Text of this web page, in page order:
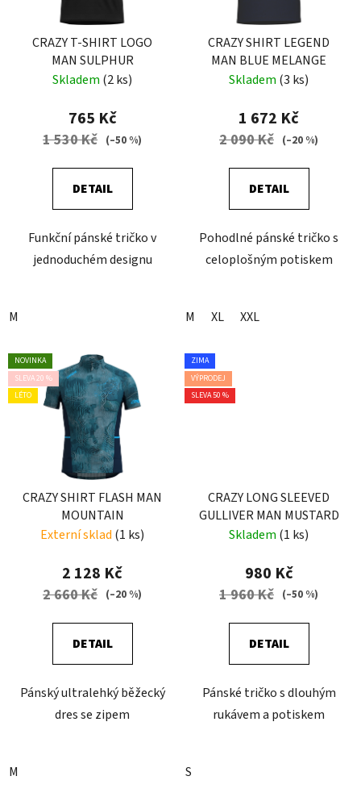
CRAZY T-SHIRT LOGO
MAN SULPHUR
Skladem (2 ks)
765 Kč
1 530 Kč (–50 %)
DETAIL
Funkční pánské tričko v
jednoduchém designu
M
CRAZY SHIRT LEGEND
MAN BLUE MELANGE
Skladem (3 ks)
1 672 Kč
2 090 Kč (–20 %)
DETAIL
Pohodlné pánské tričko s
celoplošným potiskem
M XL XXL
NOVINKA
SLEVA 20 %
LÉTO
CRAZY SHIRT FLASH MAN
MOUNTAIN
Externí sklad (1 ks)
2 128 Kč
2 660 Kč (–20 %)
DETAIL
Pánský ultralehký běžecký
dres se zipem
M
ZIMA
VÝPRODEJ
SLEVA 50 %
CRAZY LONG SLEEVED
GULLIVER MAN MUSTARD
Skladem (1 ks)
980 Kč
1 960 Kč (–50 %)
DETAIL
Pánské tričko s dlouhým
rukávem a potiskem
S